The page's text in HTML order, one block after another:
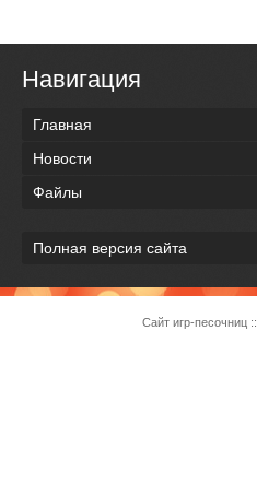
Навигация
Главная
Новости
Файлы
Полная версия сайта
Сайт игр-песочниц ::